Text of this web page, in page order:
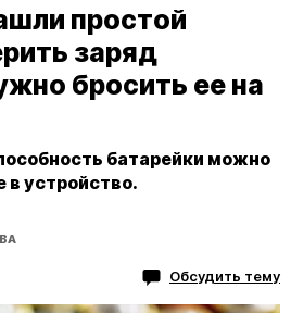
простой
заряд
бросить ее на
батарейки можно
в устройство.
Обсудить тему